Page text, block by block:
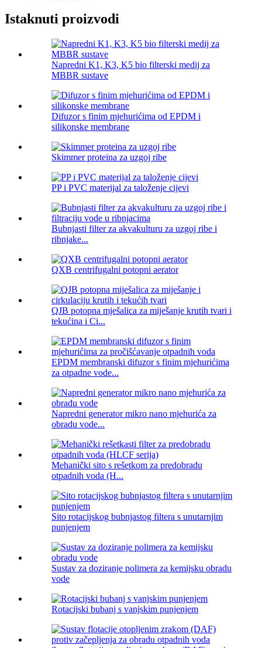
Istaknuti proizvodi
Napredni K1, K3, K5 bio filterski medij za
MBBR sustave
Difuzor s finim mjehurićima od EPDM i
silikonske membrane
Skimmer proteina za uzgoj ribe
PP i PVC materijal za taloženje cijevi
Bubnjasti filter za akvakulturu za uzgoj ribe i
ribnjake...
QXB centrifugalni potopni aerator
QJB potopna mješalica za miješanje krutih tvari i
tekućina i Ci...
EPDM membranski difuzor s finim mjehurićima
za otpadne vode...
Napredni generator mikro nano mjehurića za
obradu vode...
Mehanički sito s rešetkom za predobradu
otpadnih voda (H...
Sito rotacijskog bubnjastog filtera s unutarnjim
punjenjem
Sustav za doziranje polimera za kemijsku obradu
vode
Rotacijski bubanj s vanjskim punjenjem